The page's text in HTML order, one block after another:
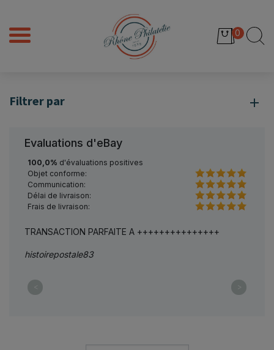
0
Filtrer par
Evaluations d'eBay
100,0% d'évaluations positives
Objet conforme:
Communication:
Délai de livraison:
Frais de livraison:
PARFAITE A +++++++++++++++ parfait sérieux je
< >